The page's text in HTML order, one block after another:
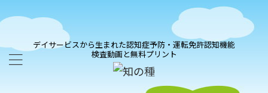
デイサービスから生まれた認知症予防・運転免許認知機能
検査動画と無料プリント